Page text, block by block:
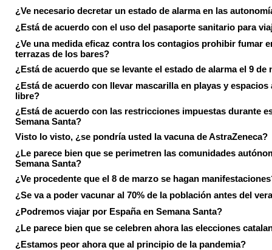
¿Ve necesario decretar un estado de alarma en las
¿Está de acuerdo con el uso del pasaporte sanitario para
¿Ve una medida eficaz contra los contagios prohibir fumar
terrazas de los bares?
¿Está de acuerdo que se levante el estado de alarma el 9 de
¿Está de acuerdo con llevar mascarilla en playas y espacios
libre?
¿Está de acuerdo con las restricciones impuestas durante
Semana Santa?
Visto lo visto, ¿se pondría usted la vacuna de AstraZeneca?
¿Le parece bien que se perimetren las comunidades
Semana Santa?
¿Ve procedente que el 8 de marzo se hagan
¿Se va a poder vacunar al 70% de la población antes del
¿Podremos viajar por España en Semana Santa?
¿Le parece bien que se celebren ahora las elecciones
¿Estamos peor ahora que al principio de la pandemia?